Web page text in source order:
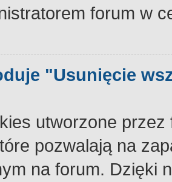
forum w
"Usunięcie
utworzone
pozwalają na
na forum. Dzięki